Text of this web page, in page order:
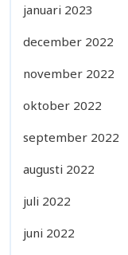
januari 2023
december 2022
november 2022
oktober 2022
september 2022
augusti 2022
juli 2022
juni 2022